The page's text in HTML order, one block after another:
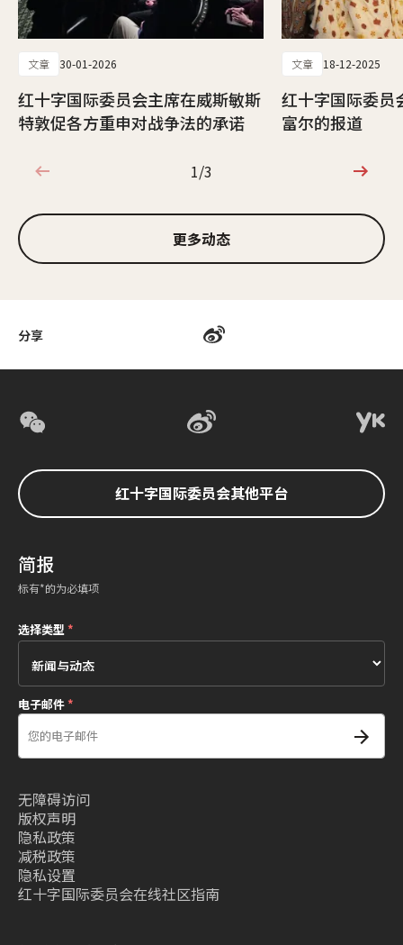
分享
文章 30-01-2026
红十字国际委员会主席在威斯敏斯
特敦促各方重申对战争法的承诺
文章 18-12-2025
红十字国际委员
富尔的报道
1/3
1/3
更多动态
红十字国际委员会其他平台
简报
标有*的为必填项
选择类型*
电子邮件*
无障碍访问
版权声明
隐私政策
减税政策
隐私设置
红十字国际委员会在线社区指南